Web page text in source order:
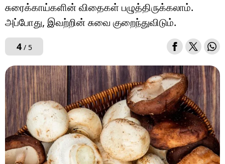
சுரைக்காய்களின் விதைகள் பழுத்திருக்கலாம்.
அப்போது, இவற்றின் சுவை குறைந்துவிடும்.
4/ 5